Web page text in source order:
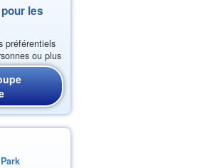
les
préférentiels
ou plus